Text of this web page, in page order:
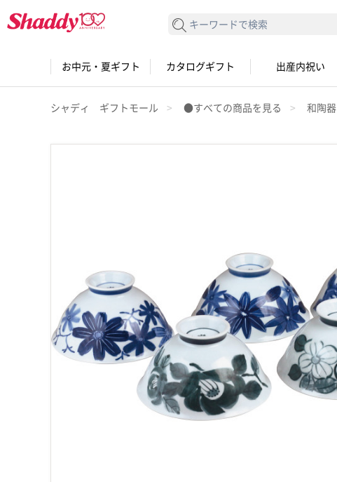
検索する
お中元・夏ギフト カタログギフト 出産内祝い
シャディ ギフトモール ●すべての商品を見る 和陶器